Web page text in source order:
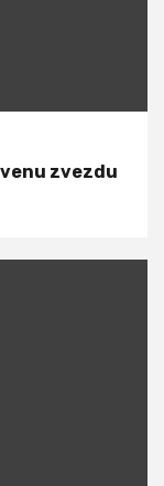
zvezdu